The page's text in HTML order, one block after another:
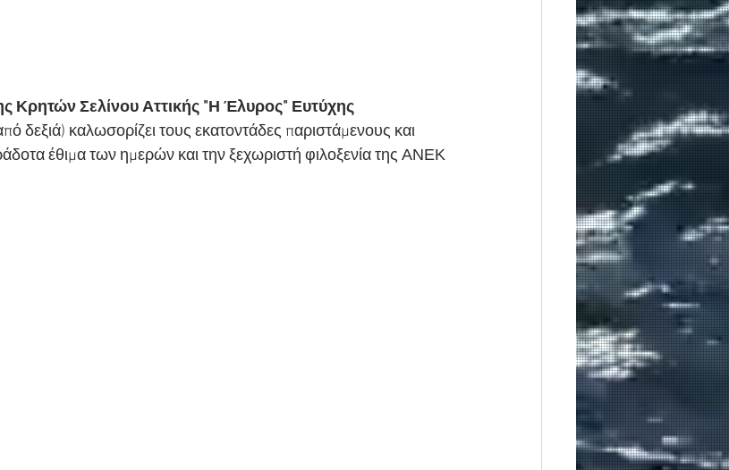
Κρητών Σελίνου Αττικής "Η Έλυρος" Ευτύχης
δεξιά) καλωσορίζει τους εκατοντάδες παριστάμενους και
έθιμα των ημερών και την ξεχωριστή φιλοξενία της ΑΝΕΚ